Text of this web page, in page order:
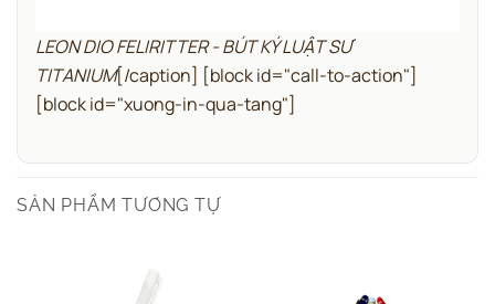
LEON DIO FELIRITTER - BÚT KÝ LUẬT SƯ
TITANIUM[/caption] [block id="call-to-action"]
[block id="xuong-in-qua-tang"]
SẢN PHẨM TƯƠNG TỰ